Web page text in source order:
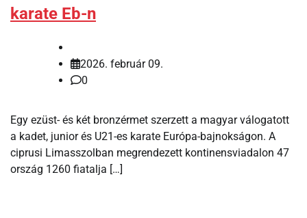
karate Eb-n
2026. február 09.
0
Egy ezüst- és két bronzérmet szerzett a magyar válogatott
a kadet, junior és U21-es karate Európa-bajnokságon. A
ciprusi Limasszolban megrendezett kontinensviadalon 47
ország 1260 fiatalja […]